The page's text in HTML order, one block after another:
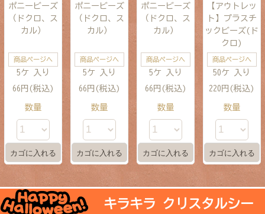
ポニービーズ
（ドクロ、ス
カル）
商品ページへ
5ケ 入り
66円(税込)
数量
ポニービーズ
（ドクロ、ス
カル）
商品ページへ
5ケ 入り
66円(税込)
数量
ポニービーズ
（ドクロ、ス
カル）
商品ページへ
5ケ 入り
66円(税込)
数量
【アウトレッ
ト】プラスチ
ックビーズ(ド
クロ)
商品ページへ
50ケ 入り
220円(税込)
数量
キラキラ クリスタルシー